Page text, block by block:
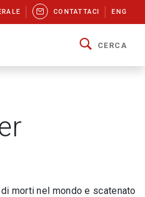
CONTATTACI ENG
CERCA
morti nel mondo e scatenato